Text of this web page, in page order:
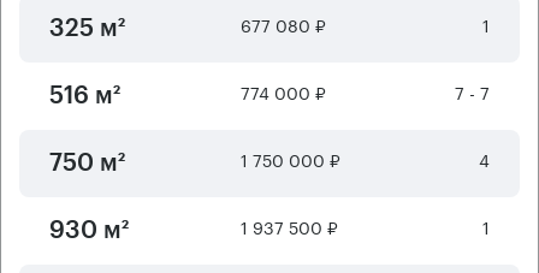
325 м² 677 080 ₽ 1
516 м² 774 000 ₽ 7 - 7
750 м² 1 750 000 ₽ 4
930 м² 1 937 500 ₽ 1